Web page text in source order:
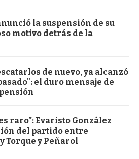
la suspensión de su
motivo detrás de la
de nuevo, ya alcanzó
el duro mensaje de
raro”: Evaristo González
del partido entre
Torque y Peñarol